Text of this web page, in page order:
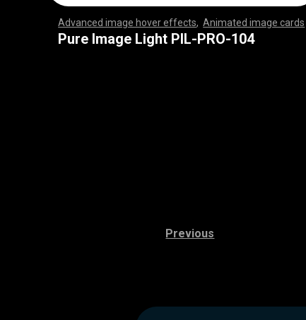
Advanced image hover effects ,Animated image cards
,,,,,,,,,,,,,,,,,,,,,,,,,,,,,,,,,, ,,,,,,,,,,,,,,,,,,,,,,,,,
,,,,,,,,,,,,,,,,,,,,,,,,,,,,,,,,,, ,,,,,,,,,,,,,,,,,,,,,,,,,
,,,,,,,,,,,,,,,,,,,,,,,,,,,,,,,,,, ,,,,,,,,,,,,,,,,,,,,,,,,,
,,,,,,,
Pure Image Light PIL-PRO-104
Previous